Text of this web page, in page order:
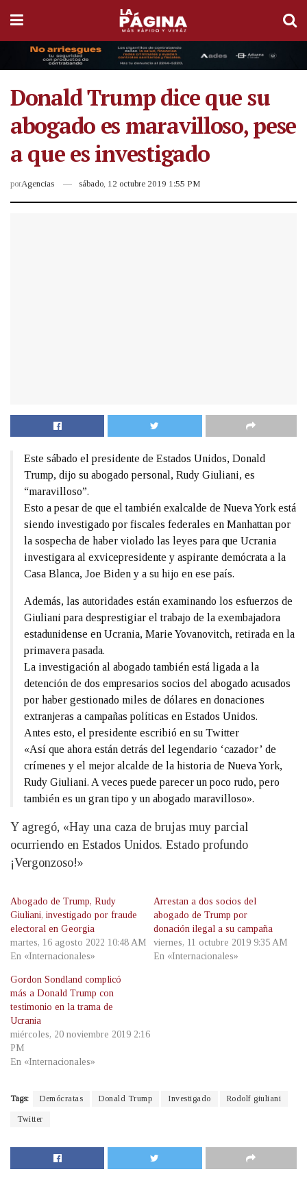
Donald Trump dice que su
abogado es maravilloso, pese
a que es investigado
porAgencias sábado, 12 octubre 2019 1:55 PM
Este sábado el presidente de Estados Unidos, Donald
Trump, dijo su abogado personal, Rudy Giuliani, es
“maravilloso”.
Esto a pesar de que el también exalcalde de Nueva York está
siendo investigado por fiscales federales en Manhattan por
la sospecha de haber violado las leyes para que Ucrania
investigara al exvicepresidente y aspirante demócrata a la
Casa Blanca, Joe Biden y a su hijo en ese país.
Además, las autoridades están examinando los esfuerzos de
Giuliani para desprestigiar el trabajo de la exembajadora
estadunidense en Ucrania, Marie Yovanovitch, retirada en la
primavera pasada.
La investigación al abogado también está ligada a la
detención de dos empresarios socios del abogado acusados
por haber gestionado miles de dólares en donaciones
extranjeras a campañas políticas en Estados Unidos.
Antes esto, el presidente escribió en su Twitter
«Así que ahora están detrás del legendario ‘cazador’ de
crímenes y el mejor alcalde de la historia de Nueva York,
Rudy Giuliani. A veces puede parecer un poco rudo, pero
también es un gran tipo y un abogado maravilloso».
Y agregó, «Hay una caza de brujas muy parcial
ocurriendo en Estados Unidos. Estado profundo
¡Vergonzoso!»
Abogado de Trump, Rudy
Giuliani, investigado por fraude
electoral en Georgia
martes, 16 agosto 2022 10:48 AM
En «Internacionales»
Arrestan a dos socios del
abogado de Trump por
donación ilegal a su campaña
viernes, 11 octubre 2019 9:35 AM
En «Internacionales»
Gordon Sondland complicó
más a Donald Trump con
testimonio en la trama de
Ucrania
miércoles, 20 noviembre 2019 2:16
PM
En «Internacionales»
Tags: Demócratas Donald Trump Investigado Rodolf giuliani
Twitter